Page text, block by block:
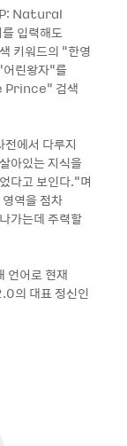
Natural
입력해도
키워드의 “한영
린왕자“를
Prince“ 검색
전에서 다루지
아있는 지식을
다고 보인다."며
역을 점차
가는데 주력할
언어로 현재
의 대표 정신인